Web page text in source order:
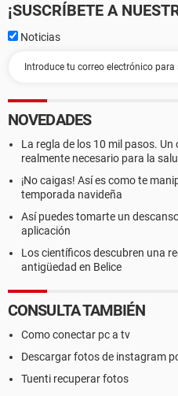
¡SUSCRÍBETE A
Noticias
NOVEDADES
La regla de los 10 mil pasos.
realmente necesario para la
¡No caigas! Así es como te
temporada navideña
Así puedes tomarte un
aplicación
Los científicos descubren una
antigüedad en Belice
CONSULTA TAMBIÉN
Como conectar pc a tv
Descargar fotos de instagram
Tuenti recuperar fotos